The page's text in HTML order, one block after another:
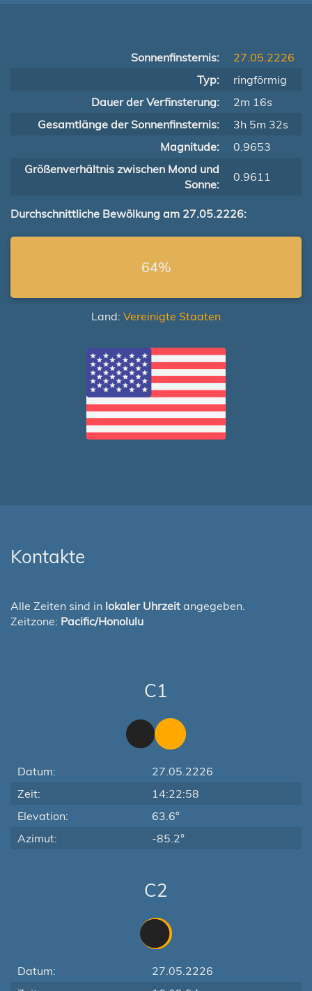
Sonnenfinsternis:
27.05.2226
Typ:
ringförmig
Dauer der Verfinsterung:
2m 16s
Gesamtlänge der Sonnenfinsternis:
3h 5m 32s
Magnitude:
0.9653
Größenverhältnis zwischen Mond und
Sonne:
0.9611
Durchschnittliche Bewölkung am 27.05.2226:
64%
Land: Vereinigte Staaten
Kontakte
Alle Zeiten sind in lokaler Uhrzeit angegeben.
Zeitzone: Pacific/Honolulu
C1
Datum:
27.05.2226
Zeit:
14:22:58
Elevation:
63.6°
Azimut:
-85.2°
C2
Datum:
27.05.2226